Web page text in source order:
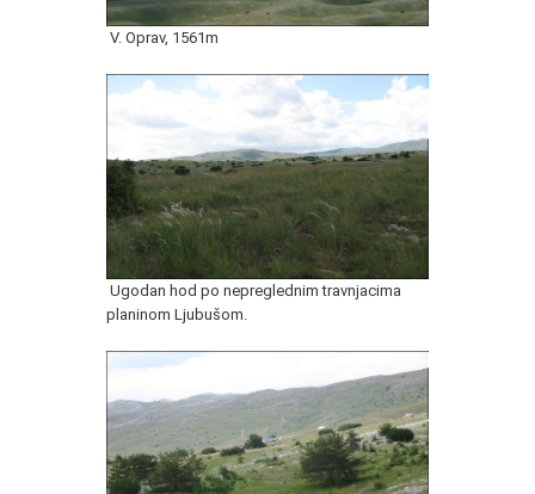
V. Oprav, 1561m
Ugodan hod po nepreglednim travnjacima
planinom Ljubušom.